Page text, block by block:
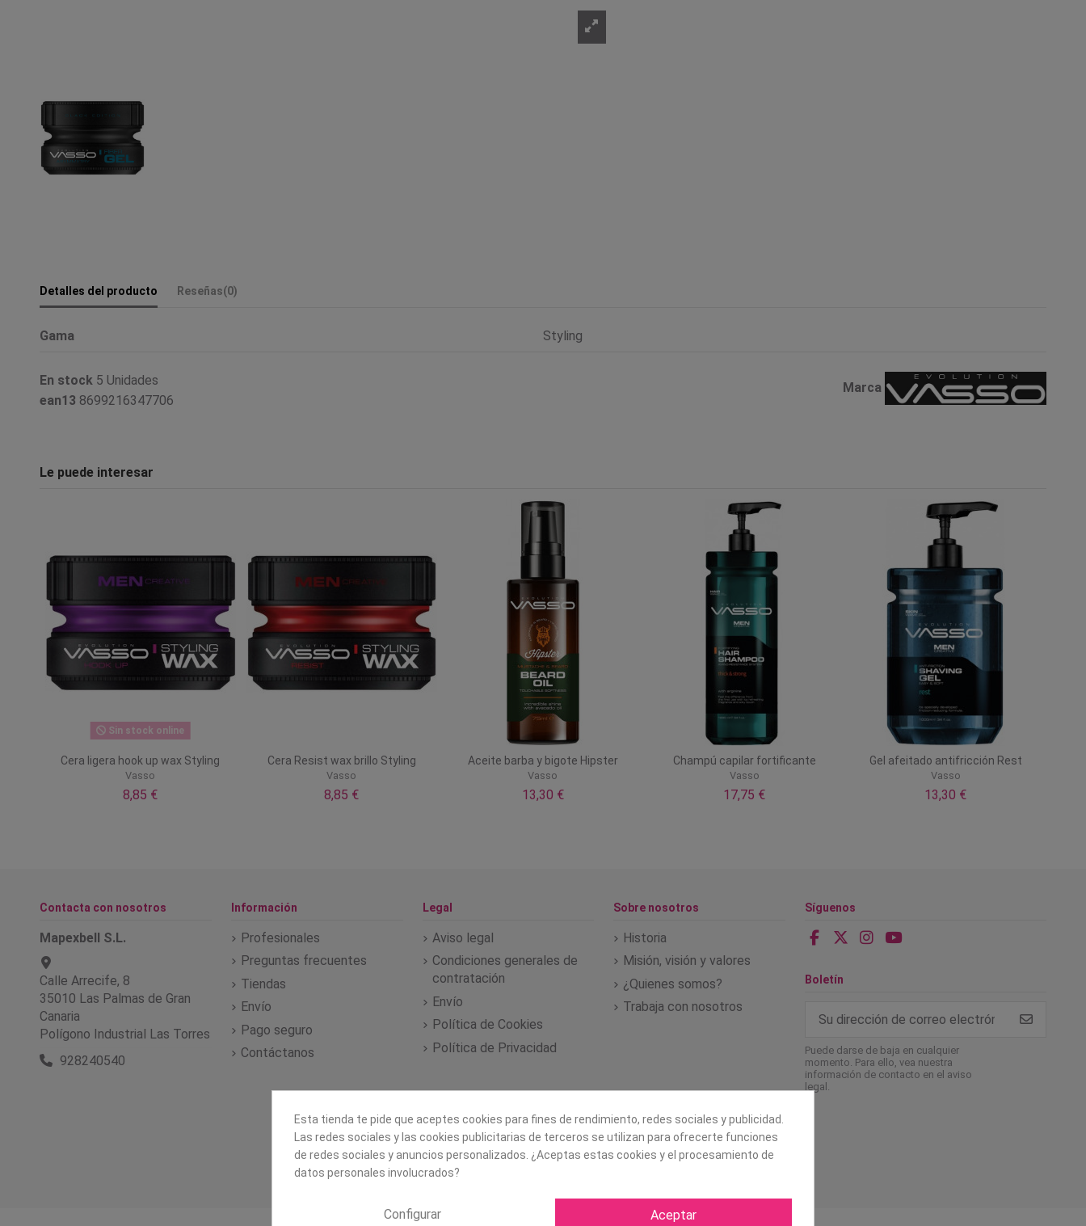
Detalles del producto Reseñas(0)
Gama Styling
Marca
En stock 5 Unidades
ean13 8699216347706
Le puede interesar
Sin stock online
Cera ligera hook up wax Styling
Vasso
8,85 €
Cera Resist wax brillo Styling
Vasso
8,85 €
Aceite barba y bigote Hipster
Vasso
13,30 €
Champú capilar fortificante
Vasso
17,75 €
Gel afeitado antifricción Rest
Vasso
13,30 €
Contacta con nosotros
Mapexbell S.L.
Calle Arrecife, 8
35010 Las Palmas de Gran
Canaria
Polígono Industrial Las Torres
928240540
Información
Profesionales
Preguntas frecuentes
Tiendas
Envío
Pago seguro
Contáctanos
Legal
Aviso legal
Condiciones generales de
contratación
Envío
Política de Cookies
Política de Privacidad
Sobre nosotros
Historia
Misión, visión y valores
¿Quienes somos?
Trabaja con nosotros
Síguenos
Boletín
Puede darse de baja en cualquier
momento. Para ello, vea nuestra
información de contacto en el aviso
legal.
Esta tienda te pide que aceptes cookies para fines de rendimiento, redes sociales y publicidad.
Las redes sociales y las cookies publicitarias de terceros se utilizan para ofrecerte funciones
de redes sociales y anuncios personalizados. ¿Aceptas estas cookies y el procesamiento de
datos personales involucrados?
Configurar Aceptar